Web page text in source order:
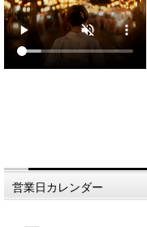
営業日カレンダー